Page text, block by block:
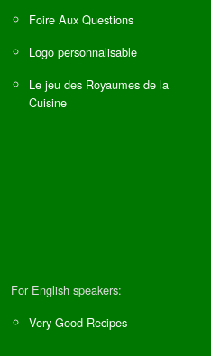
Foire Aux Questions
Logo personnalisable
Le jeu des Royaumes de la
Cuisine
For English speakers:
Very Good Recipes